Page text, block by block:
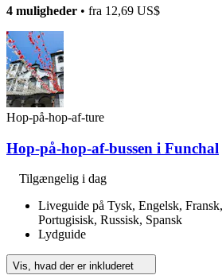
4 muligheder • fra 12,69 US$
Hop-på-hop-af-ture
Hop-på-hop-af-bussen i Funchal
Tilgængelig i dag
Liveguide på Tysk, Engelsk,
Portugisisk, Russisk, Spansk
Lydguide
Vis, hvad der er inkluderet